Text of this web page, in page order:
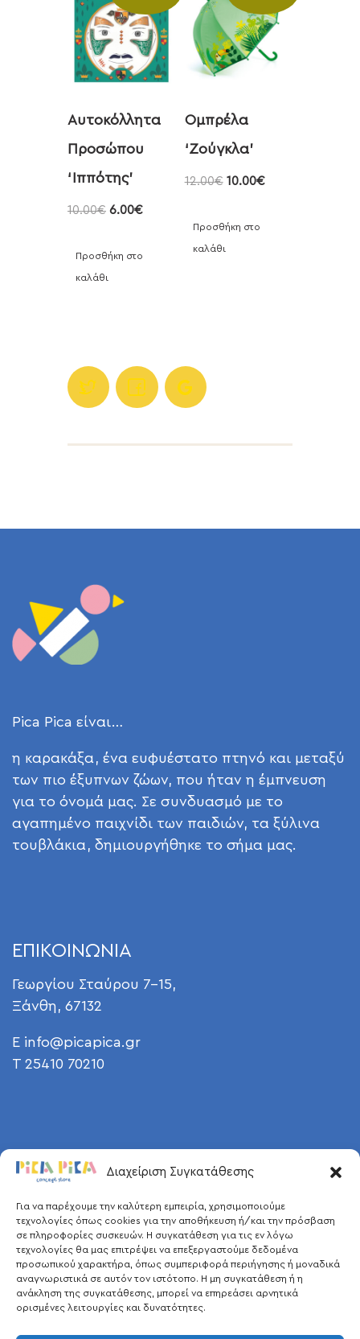
Διαχείριση Συγκατάθεσης
Για να παρέχουμε την καλύτερη εμπειρία, χρησιμοποιούμε
τεχνολογίες όπως cookies για την αποθήκευση ή/και την πρόσβαση
σε πληροφορίες συσκευών. Η συγκατάθεση για τις εν λόγω
τεχνολογίες θα μας επιτρέψει να επεξεργαστούμε δεδομένα
προσωπικού χαρακτήρα, όπως συμπεριφορά περιήγησης ή μοναδικά
αναγνωριστικά σε αυτόν τον ιστότοπο. Η μη συγκατάθεση ή η
ανάκληση της συγκατάθεσης, μπορεί να επηρεάσει αρνητικά
ορισμένες λειτουργίες και δυνατότητες.
Αυτοκόλλητα
Προσώπου
‘Ιππότης’
10.00€ 6.00€
Προσθήκη στο
καλάθι
Ομπρέλα
‘Ζούγκλα’
12.00€ 10.00€
Προσθήκη στο
καλάθι
Pica Pica είναι…
η καρακάξα, ένα ευφυέστατο πτηνό και μεταξύ
των πιο έξυπνων ζώων, που ήταν η έμπνευση
για το όνομά μας. Σε συνδυασμό με το
αγαπημένο παιχνίδι των παιδιών, τα ξύλινα
τουβλάκια, δημιουργήθηκε το σήμα μας.
ΕΠΙΚΟΙΝΩΝΙΑ
Γεωργίου Σταύρου 7-15,
Ξάνθη, 67132
E info@picapica.gr
T 25410 70210